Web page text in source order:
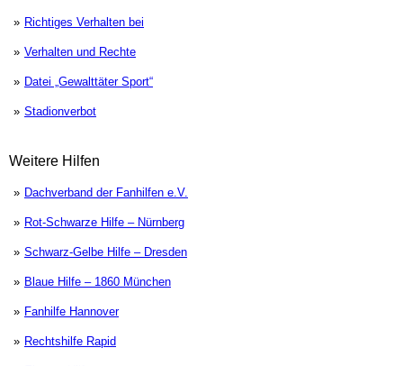
Richtiges Verhalten bei
Verhalten und Rechte
Datei „Gewalttäter Sport“
Stadionverbot
Weitere Hilfen
Dachverband der Fanhilfen e.V.
Rot-Schwarze Hilfe – Nürnberg
Schwarz-Gelbe Hilfe – Dresden
Blaue Hilfe – 1860 München
Fanhilfe Hannover
Rechtshilfe Rapid